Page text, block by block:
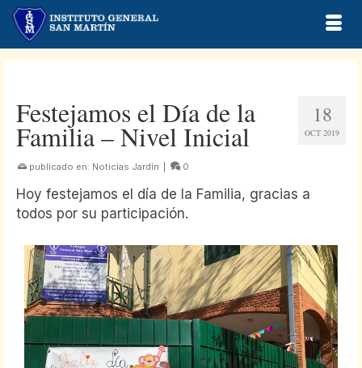
18
OCT 2019
Festejamos el Día de la
Familia – Nivel Inicial
publicado en: Noticias Jardín 0
Hoy festejamos el día de la Familia, gracias a
todos por su participación.